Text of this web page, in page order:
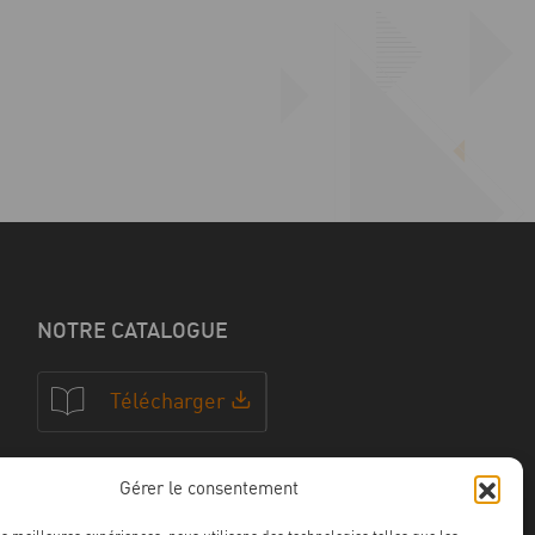
Gérer le consentement
NOTRE CATALOGUE
Télécharger
NOS CERTFICATIONS